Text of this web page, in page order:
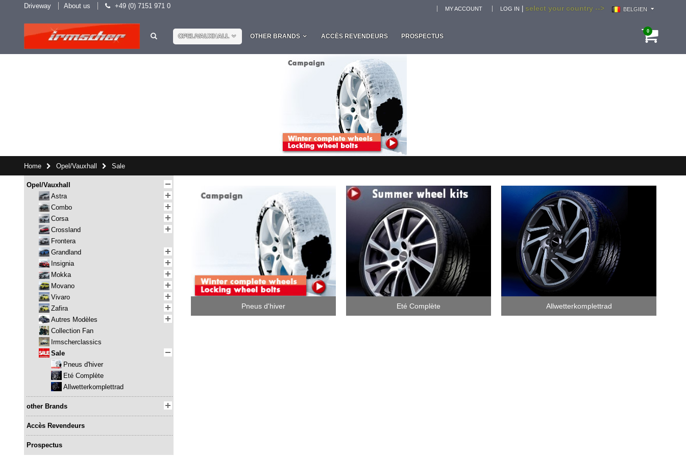
Driveway About us +49 (0) 7151 971 0 select your country --> BELGIEN
MY ACCOUNT LOG IN
0
OPEL/VAUXHALL OTHER BRANDS ACCÈS REVENDEURS PROSPECTUS
Home Opel/Vauxhall Sale
Pneus d'hiver Eté Complète Allwetterkomplettrad
Opel/Vauxhall
Astra
Combo
Corsa
Crossland
Frontera
Grandland
Insignia
Mokka
Movano
Vivaro
Zafira
Autres Modèles
Collection Fan
Irmscherclassics
Sale
Pneus d'hiver
Eté Complète
Allwetterkomplettrad
other Brands
Accès Revendeurs
Prospectus